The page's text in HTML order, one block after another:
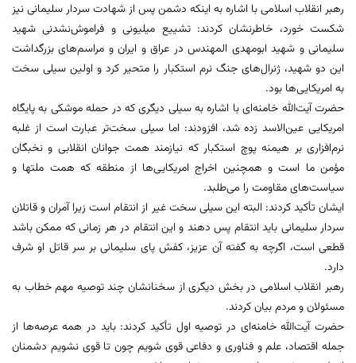
رهبر انقلاب اسلامی با اشاره به اینکه دشمن پس از شهادت سردار سلیمانی نیز
شکست خورد، خاطرنشان کردند: تشییع میلیونی و فراموش‌نشدنی شهید
سلیمانی و شهید ابومهدی المهندس در عراق و ایران و مراسم‌های بزرگداشت
این دو شهید، ژنرال‌های جنگ نرم استکبار را متحیر کرد و اولین سیلی سخت
به امریکایی‌ها بود.
حضرت آیت‌الله خامنه‌ای با اشاره به سیلی دیگری که در حمله موشکی به پایگاه
امریکایی عین‌الاسد زده شد، افزودند: اما سیلی سخت‌تر عبارت است از غلبه
نرم‌افزاری بر هیمنه پوچ استکبار که نیازمند همت جوانان انقلابی و نخبگان
مؤمن ما است و همچنین اخراج امریکایی‌ها از منطقه که همت ملتها و
سیاست‌های مقاومت را می‌طلبد.
ایشان تأکید کردند: البته این سیلی سخت غیر از انتقام است زیرا آمران و قاتلان
سردار سلیمانی باید انتقام پس دهند و این انتقام در هر زمانی که ممکن باشد
قطعی است، اگرچه به گفته آن عزیز، کفش پای سلیمانی بر سر قاتل او شرف
دارد.
رهبر انقلاب اسلامی در بخش دیگری از سخنانشان چند توصیه مهم خطاب به
مسئولان و مردم بیان کردند.
حضرت آیت‌الله خامنه‌ای در توصیه اول تأکید کردند: باید در همه عرصه‌ها از
جمله اقتصاد، علم و فناوری و دفاعی قوی شویم چون تا قوی نشویم دشمنان